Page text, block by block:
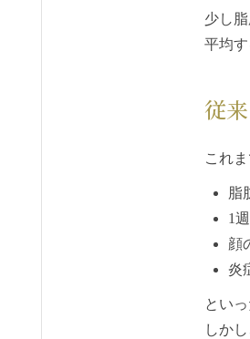
少し
平均
従
これ
脂
1
顔
炎
とい
しか